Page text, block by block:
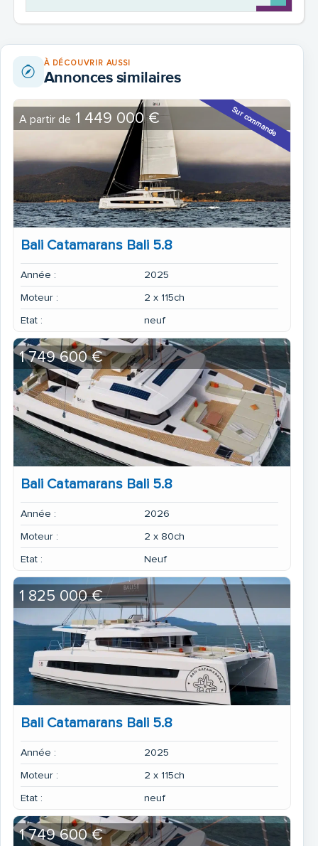
À DÉCOUVRIR AUSSI
Annonces similaires
Sur commande
Bali Catamarans Bali 5.8
Année :
2025
Moteur :
2 x 115ch
Etat :
neuf
A partir de 1 449 000 €
Bali Catamarans Bali 5.8
Année :
2026
Moteur :
2 x 80ch
Etat :
Neuf
1 749 600 €
Bali Catamarans Bali 5.8
Année :
2025
Moteur :
2 x 115ch
Etat :
neuf
1 825 000 €
1 749 600 €